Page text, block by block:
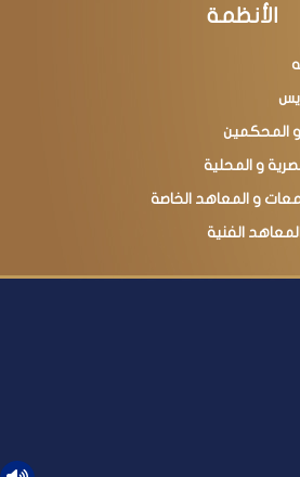
الأنظمة
و المحكمين
و المحلية
و المعاهد الخاصة
الفنية